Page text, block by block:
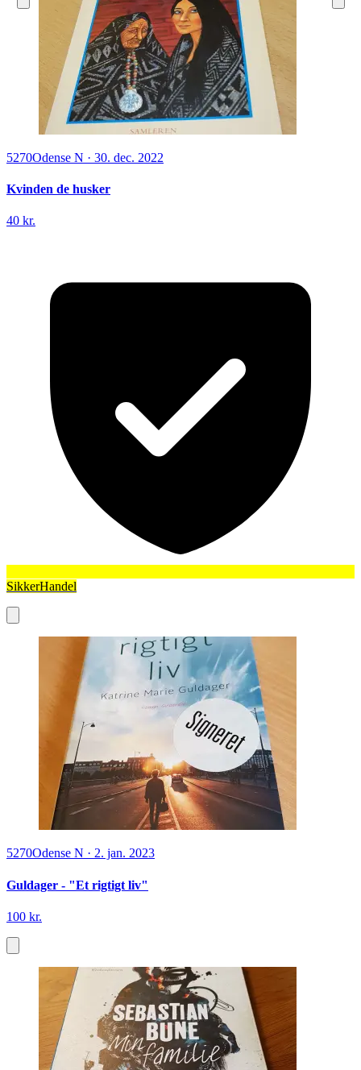
5270Odense N · 30. dec. 2022
Kvinden de husker
40 kr.
SikkerHandel
5270Odense N · 2. jan. 2023
Guldager - "Et rigtigt liv"
100 kr.